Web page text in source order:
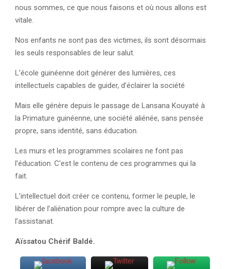
nous sommes, ce que nous faisons et où nous allons est
vitale.
Nos enfants ne sont pas des victimes, ils sont désormais
les seuls responsables de leur salut.
L’école guinéenne doit générer des lumières, ces
intellectuels capables de guider, d’éclairer la société
Mais elle génère depuis le passage de Lansana Kouyaté à
la Primature guinéenne, une société aliénée, sans pensée
propre, sans identité, sans éducation.
Les murs et les programmes scolaires ne font pas
l’éducation. C’est le contenu de ces programmes qui la
fait.
L’intellectuel doit créer ce contenu, former le peuple, le
libérer de l’aliénation pour rompre avec la culture de
l’assistanat.
Aïssatou Chérif Baldé.